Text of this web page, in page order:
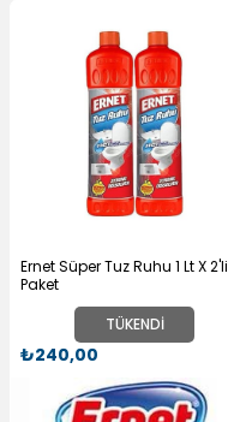
TÜKENDI
Ernet Süper Tuz Ruhu 1 Lt X 2'li
Paket
₺240,00